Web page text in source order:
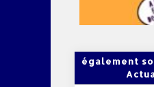
également